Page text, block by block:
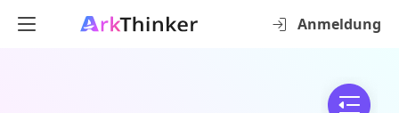
Anmeldung